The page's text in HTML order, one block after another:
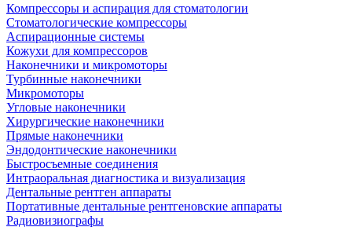
Компрессоры и аспирация для стоматологии
Стоматологические компрессоры
Аспирационные системы
Кожухи для компрессоров
Наконечники и микромоторы
Турбинные наконечники
Микромоторы
Угловые наконечники
Хирургические наконечники
Прямые наконечники
Эндодонтические наконечники
Быстросъемные соединения
Интраоральная диагностика и визуализация
Дентальные рентген аппараты
Портативные дентальные рентгеновские аппараты
Радиовизиографы